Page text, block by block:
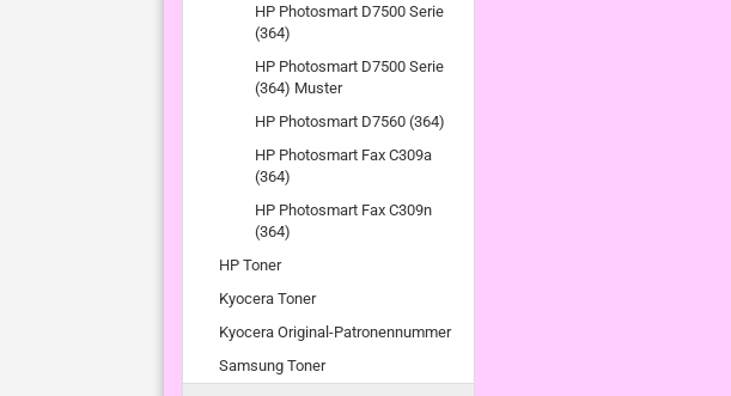
HP Photosmart D7500 Serie
(364)
HP Photosmart D7500 Serie
(364) Muster
HP Photosmart D7560 (364)
HP Photosmart Fax C309a
(364)
HP Photosmart Fax C309n
(364)
HP Toner
Kyocera Toner
Kyocera Original-Patronennummer
Samsung Toner